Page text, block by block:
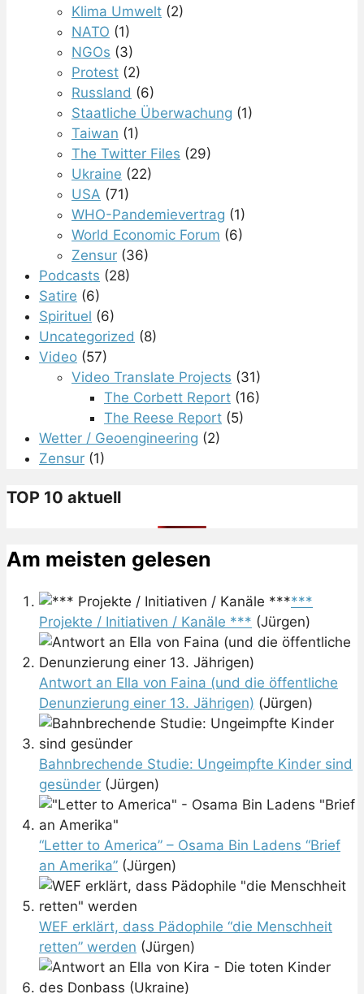
Klima Umwelt (2)
NATO (1)
NGOs (3)
Protest (2)
Russland (6)
Staatliche Überwachung (1)
Taiwan (1)
The Twitter Files (29)
Ukraine (22)
USA (71)
WHO-Pandemievertrag (1)
World Economic Forum (6)
Zensur (36)
Podcasts (28)
Satire (6)
Spirituel (6)
Uncategorized (8)
Video (57)
Video Translate Projects (31)
The Corbett Report (16)
The Reese Report (5)
Wetter / Geoengineering (2)
Zensur (1)
TOP 10 aktuell
Am meisten gelesen
***
Projekte / Initiativen / Kanäle *** (Jürgen)
Antwort an Ella von Faina (und die öffentliche
Denunzierung einer 13. Jährigen) (Jürgen)
Bahnbrechende Studie: Ungeimpfte Kinder sind
gesünder (Jürgen)
“Letter to America” – Osama Bin Ladens “Brief
an Amerika” (Jürgen)
WEF erklärt, dass Pädophile “die Menschheit
retten” werden (Jürgen)